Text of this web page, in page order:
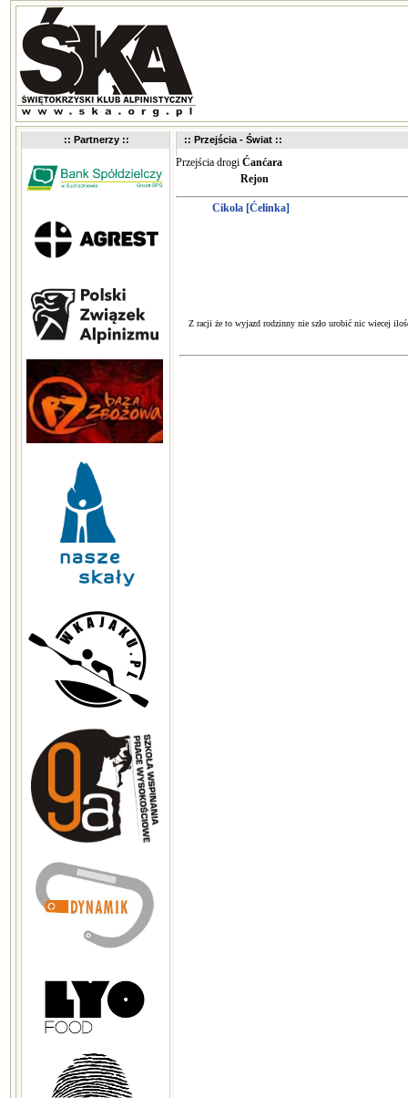
:: Partnerzy :: :: Przejścia - Świat ::
Przejścia drogi Ćanćara
Rejon
Cikola [Ćelinka]
Z racji że to wyjazd rodzinny nie szło urobić nic wiecej